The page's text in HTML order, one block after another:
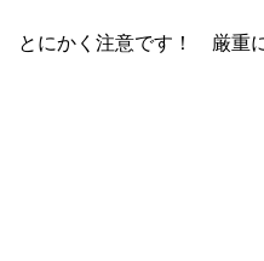
とにかく注意です！ 厳重